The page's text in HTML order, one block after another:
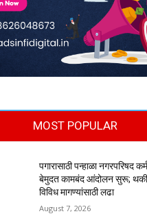
MOST POPULAR
पगारासाठी पन्हाळा नगरपरिषद
बेमुदत कामबंद आंदोलन सुरू;
विविध मागण्यांसाठी लढा
August 7, 2026